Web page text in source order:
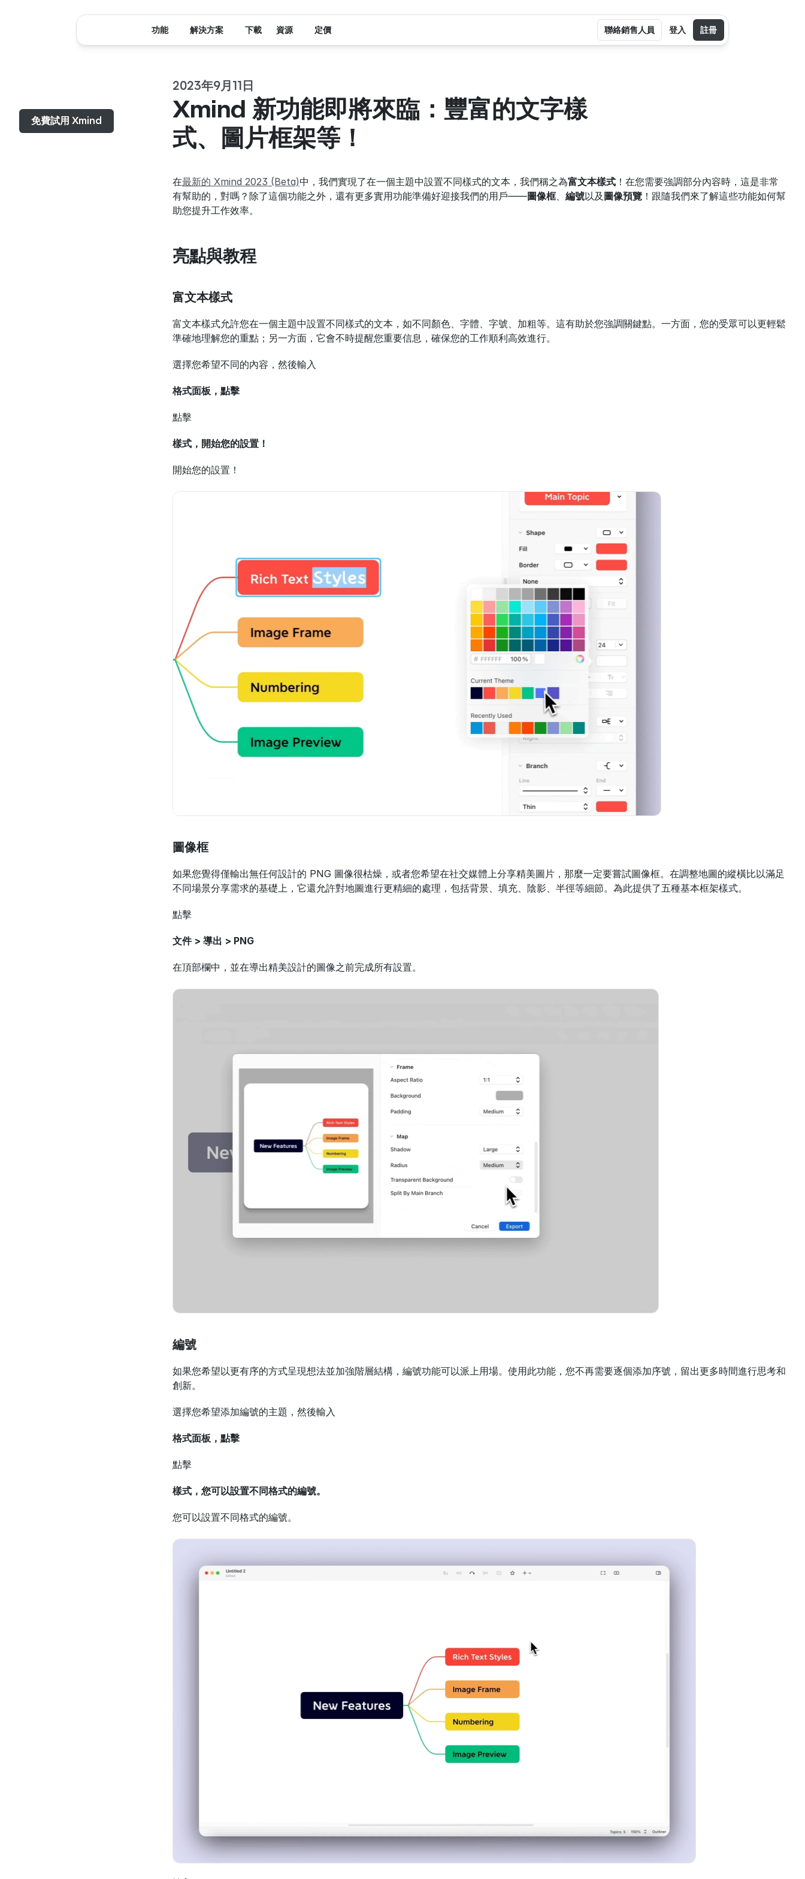
免費試用 Xmind
2023年9月11日
Xmind 新功能即將來臨：豐富的文字樣
式、圖片框架等！
在最新的 Xmind 2023 (Beta)中，我們實現了在一個主題中設置不同樣式的文本，我們稱之為富文本樣式 ！在您需要強調部分內容時，這是非常
有幫助的，對嗎？除了這個功能之外，還有更多實用功能準備好迎接我們的用戶——圖像框、 編號以及 圖像預覽 ！跟隨我們來了解這些功能如何幫
助您提升工作效率。
亮點與教程
富文本樣式
富文本樣式允許您在一個主題中設置不同樣式的文本，如不同顏色、字體、字號、加粗等。這有助於您強調關鍵點。一方面，您的受眾可以更輕鬆
準確地理解您的重點；另一方面，它會不時提醒您重要信息，確保您的工作順利高效進行。
選擇您希望不同的內容，然後輸入
格式面板，點擊
點擊
樣式，開始您的設置！
開始您的設置！
圖像框
如果您覺得僅輸出無任何設計的 PNG 圖像很枯燥，或者您希望在社交媒體上分享精美圖片，那麼一定要嘗試圖像框。在調整地圖的縱橫比以滿足
不同場景分享需求的基礎上，它還允許對地圖進行更精細的處理，包括背景、填充、陰影、半徑等細節。為此提供了五種基本框架樣式。
點擊
文件 > 導出 > PNG
在頂部欄中，並在導出精美設計的圖像之前完成所有設置。
編號
如果您希望以更有序的方式呈現想法並加強階層結構，編號功能可以派上用場。使用此功能，您不再需要逐個添加序號，留出更多時間進行思考和
創新。
選擇您希望添加編號的主題，然後輸入
格式面板，點擊
點擊
樣式，您可以設置不同格式的編號。
您可以設置不同格式的編號。
功能 解決方案 下載 資源 定價 聯絡銷售人員 登入 註冊